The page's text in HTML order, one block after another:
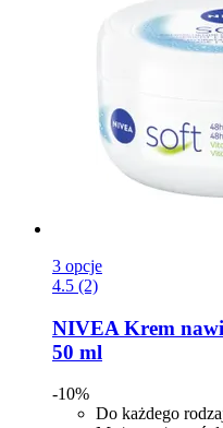
3 opcje
4.5 (2)
NIVEA Krem
50 ml
-10%
Do każdego